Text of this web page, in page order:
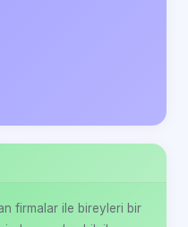
firmalar ile bireyleri bir